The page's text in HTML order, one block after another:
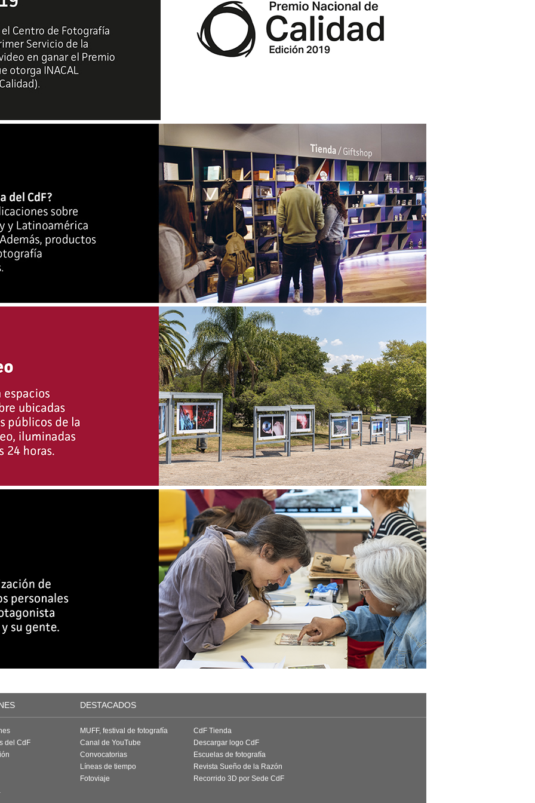
DESTACADOS
del CdF
MUFF, festival de fotografía
Canal de YouTube
Convocatorias
Líneas de tiempo
Fotoviaje
CdF Tienda
Descargar logo CdF
Escuelas de fotografía
Revista Sueño de la Razón
Recorrido 3D por Sede CdF